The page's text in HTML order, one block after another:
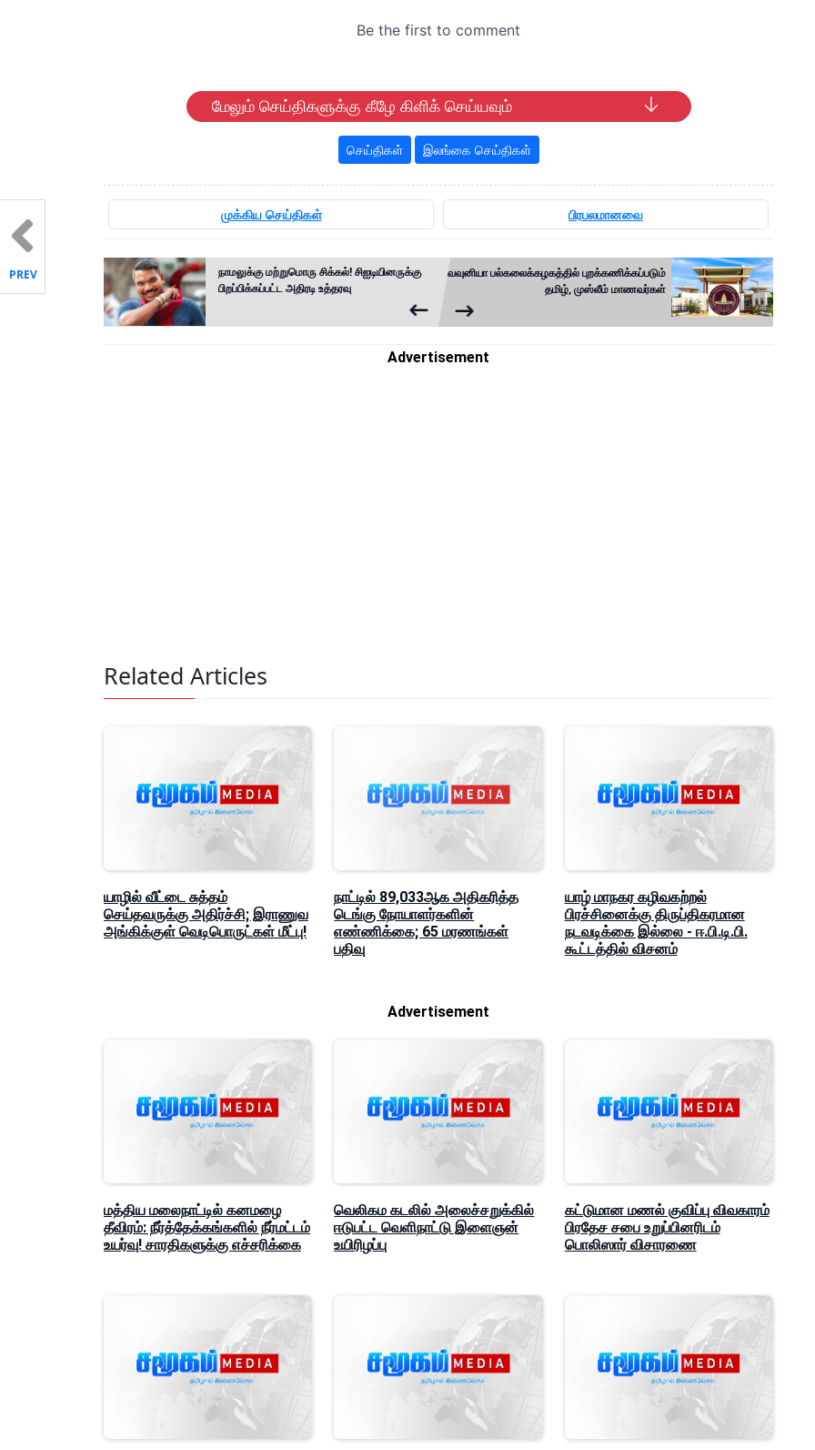
மேலும் செய்திகளுக்கு கீழே கிளிக் செய்யவும்
செய்திகள் இலங்கை செய்திகள்
முக்கிய செய்திகள் பிரபலமானவை
நாமலுக்கு மற்றுமொரு சிக்கல்! சிஐடியினருக்கு
பிறப்பிக்கப்பட்ட அதிரடி உத்தரவு
வவுனியா பல்கலைக்கழகத்தில் புறக்கணிக்கப்படும்
தமிழ், முஸ்லீம் மாணவர்கள்
PREV
Advertisement
Related Articles
யாழில் வீட்டை சுத்தம்
செய்தவருக்கு அதிர்ச்சி; இராணுவ
அங்கிக்குள் வெடிபொருட்கள் மீட்பு!
நாட்டில் 89,033ஆக அதிகரித்த
டெங்கு நோயாளர்களின்
எண்ணிக்கை; 65 மரணங்கள்
பதிவு
யாழ் மாநகர கழிவகற்றல்
பிரச்சினைக்கு திருப்திகரமான
நடவடிக்கை இல்லை - ஈ.பி.டி.பி.
கூட்டத்தில் விசனம்
Advertisement
மத்திய மலைநாட்டில் கனமழை
தீவிரம்: நீர்த்தேக்கங்களில் நீர்மட்டம்
உயர்வு! சாரதிகளுக்கு எச்சரிக்கை
வெலிகம கடலில் அலைச்சறுக்கில்
ஈடுபட்ட வெளிநாட்டு இளைஞன்
உயிரிழப்பு
கட்டுமான மணல் குவிப்பு விவகாரம்
பிரதேச சபை உறுப்பினரிடம்
பொலிஸார் விசாரணை